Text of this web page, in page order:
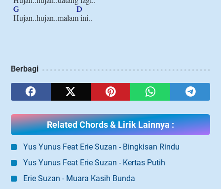
G
D
Hujan..hujan..malam ini..
Berbagi
Related Chords & Lirik Lainnya :
Yus Yunus Feat Erie Suzan - Bingkisan Rindu
Yus Yunus Feat Erie Suzan - Kertas Putih
Erie Suzan - Muara Kasih Bunda